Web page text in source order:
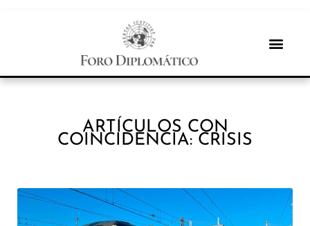
ARTÍCULOS CON
COINCIDENCIA: CRISIS